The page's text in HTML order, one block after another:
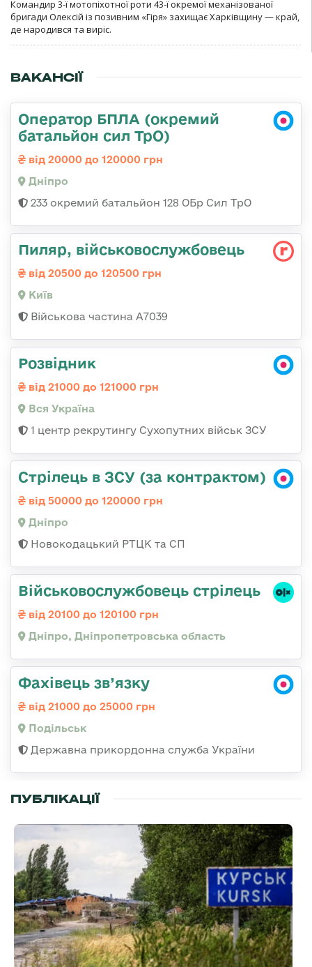
Командир 3-ї мотопіхотної роти 43-ї окремої механізованої
бригади Олексій із позивним «Гіря» захищає Харківщину — край,
де народився та виріс.
ВАКАНСІЇ
Оператор БПЛА (окремий
батальйон сил ТрО)
від 20000 до 120000 грн
Дніпро
233 окремий батальйон 128 ОБр Сил ТрО
Пиляр, військовослужбовець
від 20500 до 120500 грн
Київ
Військова частина А7039
Розвідник
від 21000 до 121000 грн
Вся Україна
1 центр рекрутингу Сухопутних військ ЗСУ
Стрілець в ЗСУ (за контрактом)
від 50000 до 120000 грн
Дніпро
Новокодацький РТЦК та СП
Військовослужбовець стрілець
від 20100 до 120100 грн
Дніпро, Дніпропетровська область
Фахівець зв’язку
від 21000 до 25000 грн
Подільськ
Державна прикордонна служба України
ПУБЛІКАЦІЇ